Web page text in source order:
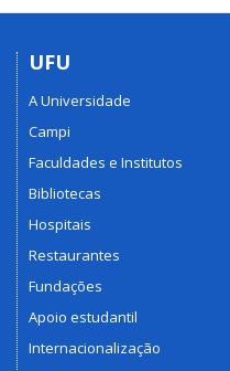
UFU
A Universidade
Campi
Faculdades e Institutos
Bibliotecas
Hospitais
Restaurantes
Fundações
Apoio estudantil
Internacionalização